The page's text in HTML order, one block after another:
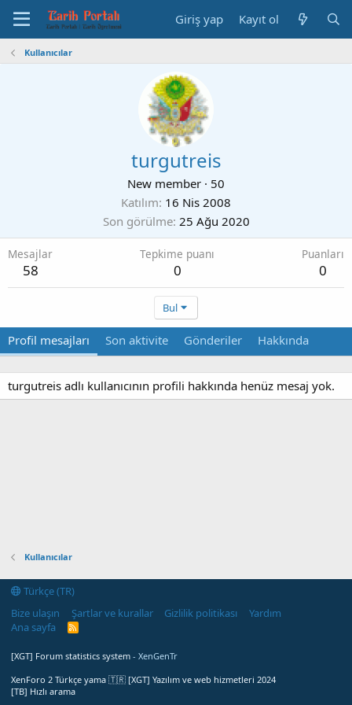
Giriş yap Kayıt ol
Kullanıcılar
turgutreis
New member · 50
Katılım 16 Nis 2008
Son görülme 25 Ağu 2020
Mesajlar
58
Tepkime puanı
0
Puanları
0
Bul
Profil mesajları Son aktivite Gönderiler Hakkında
turgutreis adlı kullanıcının profili hakkında henüz mesaj yok.
Kullanıcılar
Türkçe (TR)
Bize ulaşın
Şartlar ve kurallar Gizlilik politikası
Yardım
Ana sayfa
R
[XGT] Forum statistics system - XenGenTr
XenForo 2 Türkçe yama 🇹🇷 [XGT] Yazılım ve web hizmetleri 2024
[TB] Hızlı arama